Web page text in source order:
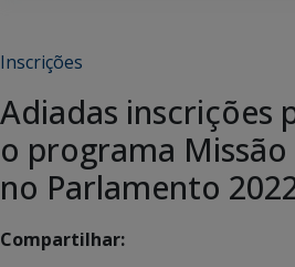
Inscrições
Adiadas inscrições
o programa Missão
no Parlamento
Compartilhar: